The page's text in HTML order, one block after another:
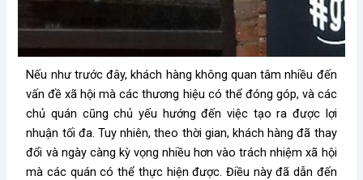
Nếu như trước đây, khách hàng không quan tâm nhiều đến
vấn đề xã hội mà các thương hiệu có thể đóng góp, và các
chủ quán cũng chủ yếu hướng đến việc tạo ra được lợi
nhuận tối đa. Tuy nhiên, theo thời gian, khách hàng đã thay
đổi và ngày càng kỳ vọng nhiều hơn vào trách nhiệm xã hội
mà các quán có thể thực hiện được. Điều này đã dẫn đến